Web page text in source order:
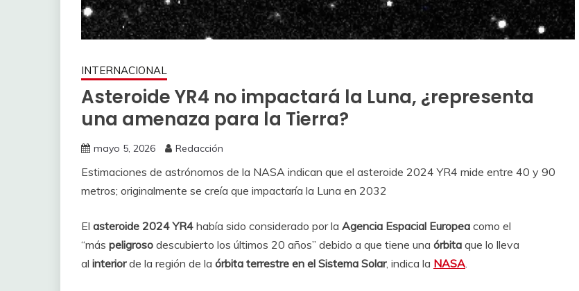
INTERNACIONAL
Asteroide YR4 no impactará la Luna, ¿representa
una amenaza para la Tierra?
mayo 5, 2026 Redacción
Estimaciones de astrónomos de la NASA indican que el asteroide 2024 YR4 mide entre 40 y 90
metros; originalmente se creía que impactaría la Luna en 2032
El asteroide 2024 YR4 había sido considerado por la Agencia Espacial Europea como el
“más peligroso descubierto los últimos 20 años” debido a que tiene una órbita que lo lleva
al interiorde la región de la órbita terrestre en el Sistema Solar, indica la NASA.